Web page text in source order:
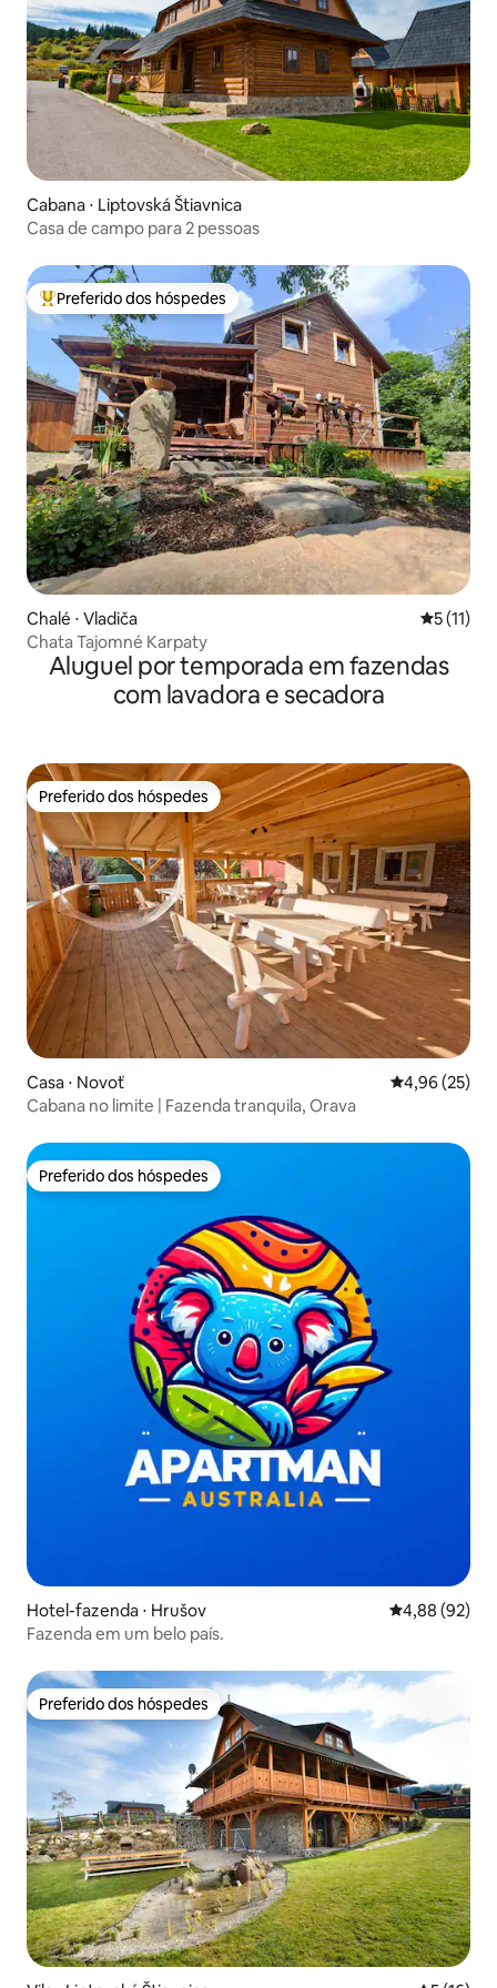
Cabana ⋅ Liptovská Štiavnica
Casa de campo para 2 pessoas
Entre os melhores preferidos dos hóspedes
Preferido dos hóspedes
Chalé ⋅ Vladiča 5 de uma
5 (11)
Chata Tajomné Karpaty
Aluguel por temporada em fazendas
com lavadora e secadora
Preferido dos hóspedes
Preferido dos hóspedes
Casa ⋅ Novoť 4,96 de uma
4,96 (25)
Cabana no limite | Fazenda tranquila, Orava
Preferido dos hóspedes
Preferido dos hóspedes
Hotel-fazenda ⋅ Hrušov 4,88 de uma
4,88 (92)
Fazenda em um belo país.
Preferido dos hóspedes
Preferido dos hóspedes